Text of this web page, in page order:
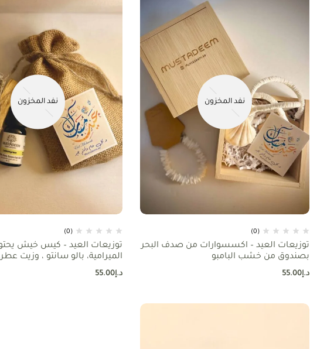
نفد المخزون
(0)
توزيعات العيد – اكسسوارات من صدف البحر
بصندوق من خشب البامبو
د.إ55.00
نفد المخزون
(0)
توزيعات العيد – كيس خيش
الميرامية، بالو سانتو ، وزيت
د.إ55.00